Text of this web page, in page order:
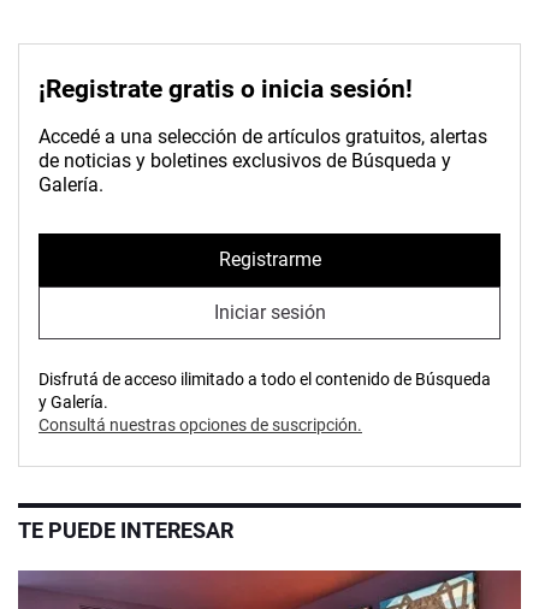
¡Registrate gratis o inicia sesión!
Accedé a una selección de artículos gratuitos, alertas
de noticias y boletines exclusivos de Búsqueda y
Galería.
Registrarme
Iniciar sesión
Disfrutá de acceso ilimitado a todo el contenido de Búsqueda
y Galería.
Consultá nuestras opciones de suscripción.
TE PUEDE INTERESAR